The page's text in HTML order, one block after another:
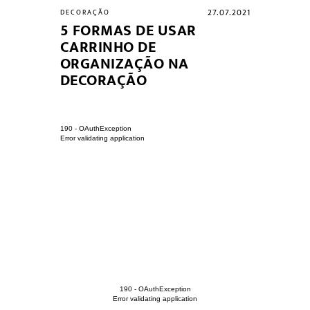
DECORAÇÃO 27.07.2021
5 FORMAS DE USAR
CARRINHO DE
ORGANIZAÇÃO NA
DECORAÇÃO
190 - OAuthException
Error validating application
190 - OAuthException
Error validating application